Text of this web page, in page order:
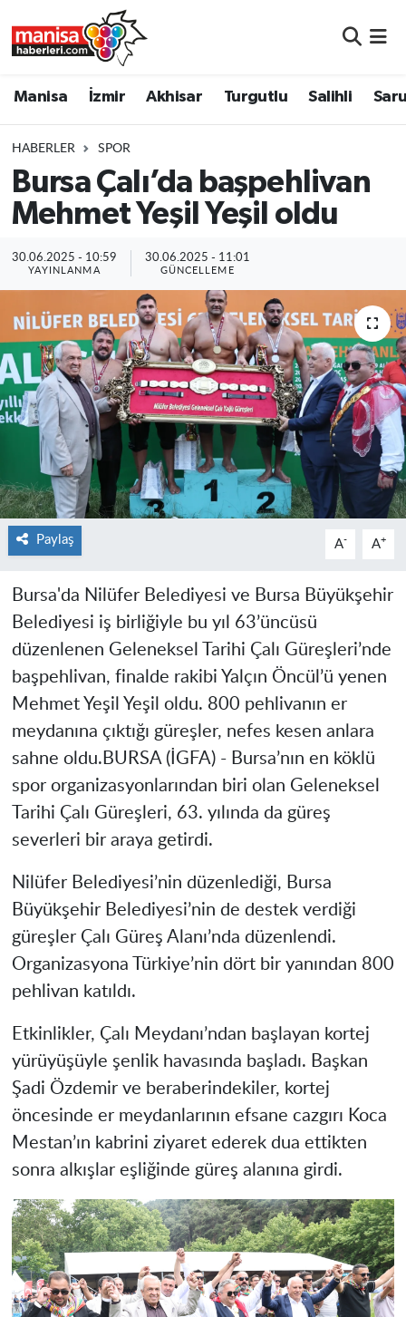
Manisa İzmir Akhisar Turgutlu Salihli
HABERLER SPOR
Bursa Çalı’da başpehlivan
Mehmet Yeşil Yeşil oldu
30.06.2025 - 10:59
YAYINLANMA
30.06.2025 - 11:01
GÜNCELLEME
Paylaş A- A+
Bursa'da Nilüfer Belediyesi ve Bursa Büyükşehir
Belediyesi iş birliğiyle bu yıl 63’üncüsü
düzenlenen Geleneksel Tarihi Çalı Güreşleri’nde
başpehlivan, finalde rakibi Yalçın Öncül’ü yenen
Mehmet Yeşil Yeşil oldu. 800 pehlivanın er
meydanına çıktığı güreşler, nefes kesen anlara
sahne oldu. BURSA (İGFA) - Bursa’nın en köklü
spor organizasyonlarından biri olan Geleneksel
Tarihi Çalı Güreşleri, 63. yılında da güreş
severleri bir araya getirdi.
Nilüfer Belediyesi’nin düzenlediği, Bursa
Büyükşehir Belediyesi’nin de destek verdiği
güreşler Çalı Güreş Alanı’nda düzenlendi.
Organizasyona Türkiye’nin dört bir yanından 800
pehlivan katıldı.
Etkinlikler, Çalı Meydanı’ndan başlayan kortej
yürüyüşüyle şenlik havasında başladı. Başkan
Şadi Özdemir ve beraberindekiler, kortej
öncesinde er meydanlarının efsane cazgırı Koca
Mestan’ın kabrini ziyaret ederek dua ettikten
sonra alkışlar eşliğinde güreş alanına girdi.
Turgutlu
Salihli
Saruhanlı
Soma
Resmi İlanlar
Manisa Nöbetçi Eczaneler
Manisa Trafik Yoğunluk Haritası
Süper Lig Puan Durumu ve Fikstür
Tüm Manşetler
Son Dakika Haberleri
Haber Arşivi